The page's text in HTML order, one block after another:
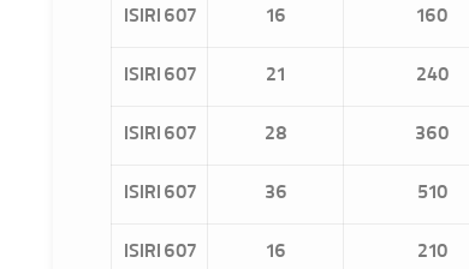
160
16
ISIRI 607
240
21
ISIRI 607
360
28
ISIRI 607
510
36
ISIRI 607
210
16
ISIRI 607